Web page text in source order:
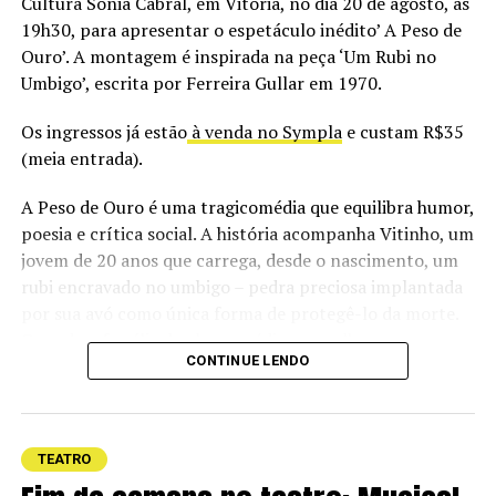
Elenco: Adriana Nunes, Adriano Siri, Jovane Nunes,
Ricardo Pipo, Victor Leal e Welder Rodrigues
Duração: 80 min
Classificação: 14 anos
Ingressos de R$ 45.00 a R$ 140.00
Ingressos à venda: ingressodigital.com
19h30, para apresentar o espetáculo inédito’ A Peso de
Ouro’. A montagem é inspirada na peça ‘Um Rubi no
Umbigo’, escrita por Ferreira Gullar em 1970.
Os ingressos já estãoà venda no Symplae custam R$35
(meia entrada).
A Peso de Ouro é uma tragicomédia que equilibra humor,
poesia e crítica social. A história acompanha Vitinho, um
jovem de 20 anos que carrega, desde o nascimento, um
rubi encravado no umbigo – pedra preciosa implantada
Quando a família de classe média mergulha em uma
grave crise financeira, o pai vê no rubi a solução para
desperta a cobiça de uma sociedade inteira, que passa a
enxergar o rapaz como um verdadeiro tesouro. Cercado
por interesses e “aves de rapina”, Vitinho embarca em
CONTINUE LENDO
TEATRO